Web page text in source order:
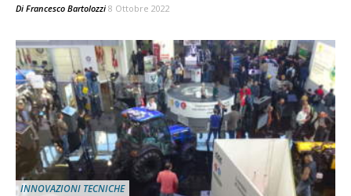
Di Francesco Bartolozzi 8 Ottobre 2022
INNOVAZIONI TECNICHE